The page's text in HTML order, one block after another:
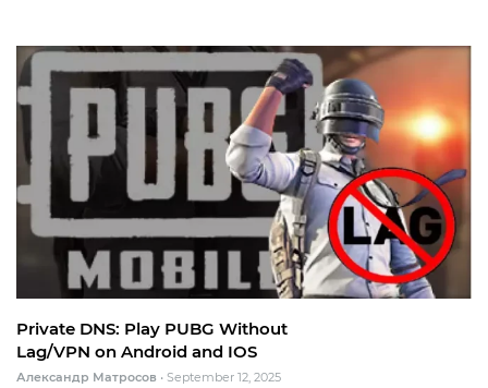
Private DNS: Play PUBG Without
Lag/VPN on Android and IOS
Александр Матросов • September 12, 2025